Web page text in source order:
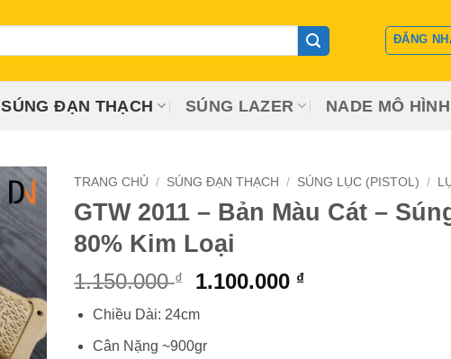
ĐĂNG
SÚNG ĐẠN THẠCH SÚNG LAZER NADE MÔ HÌNH
TRANG CHỦ / SÚNG ĐẠN THẠCH / SÚNG LỤC (PISTOL) /
GTW 2011 – Bản Màu Cát –
80% Kim Loại
1.150.000₫
Giá
là:
1.150.000 ₫.
1.100.000 ₫Giá
Chiều Dài: 24cm
Cân Nặng ~900gr